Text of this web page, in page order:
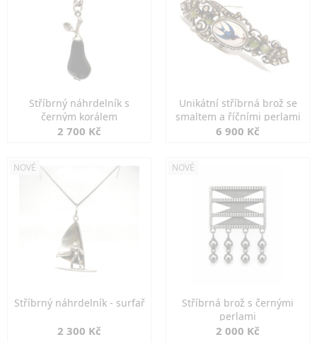
Stříbrný náhrdelník s
černým korálem
2 700 Kč
Unikátní stříbrná brož se
smaltem a říčními perlami
6 900 Kč
NOVÉ
Stříbrný náhrdelník - surfař
2 300 Kč
NOVÉ
Stříbrná brož s černými
perlami
2 000 Kč